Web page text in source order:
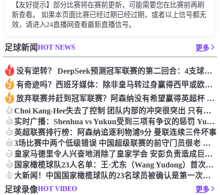
【友好提示】部分比赛将在赛前更新，可能需要您在比赛前再刷
新查看。 如果本页面比赛已经过期已经过期，或者以上信号都无
效，请进入24直播网查看最新直播信号。
足球新闻HOT NEWS 更多
1 没有逆转？ DeepSeek预测冠军联赛的第二回合：4支球队在第一回合中获胜 枪手输了
2 有奇迹吗？西班牙媒体：除非皇马转过身赢得西甲或欧洲冠军
3 放弃联赛并赶到冠军联赛？阿森纳没有希望赢得英超杯 赢得欧洲冠军的可能性
4 Choi Kang-Hee失去了控制 团队内部的冲突很突出 只有一个人可以从水火中拯救崔孔
5 实时广播：Shenhua vs Yukun受到三项有争议的惩罚 Yukun将向中国足球联合会提出投诉
6 英超联赛排行榜：阿森纳追逐利物浦9分 曼联连续三件坏事
7 3场比赛中两个低级错误 中国超级联赛的前守门员很老 是时候让位了 最好的继任者出现
8 皇家马德里令人兴奋地消除了皇家学会 安彭负责造成巨大的灾难！
9 国家橄榄球队23人名单：王·尤东（Wang Yudong）首次被选为第11名 塞吉尼奥（Serginho）在名单上
10 大新闻！中国国家橄榄球队的23名球员被确认是第一次进入阵容
足球录像HOT VIDEO 更多